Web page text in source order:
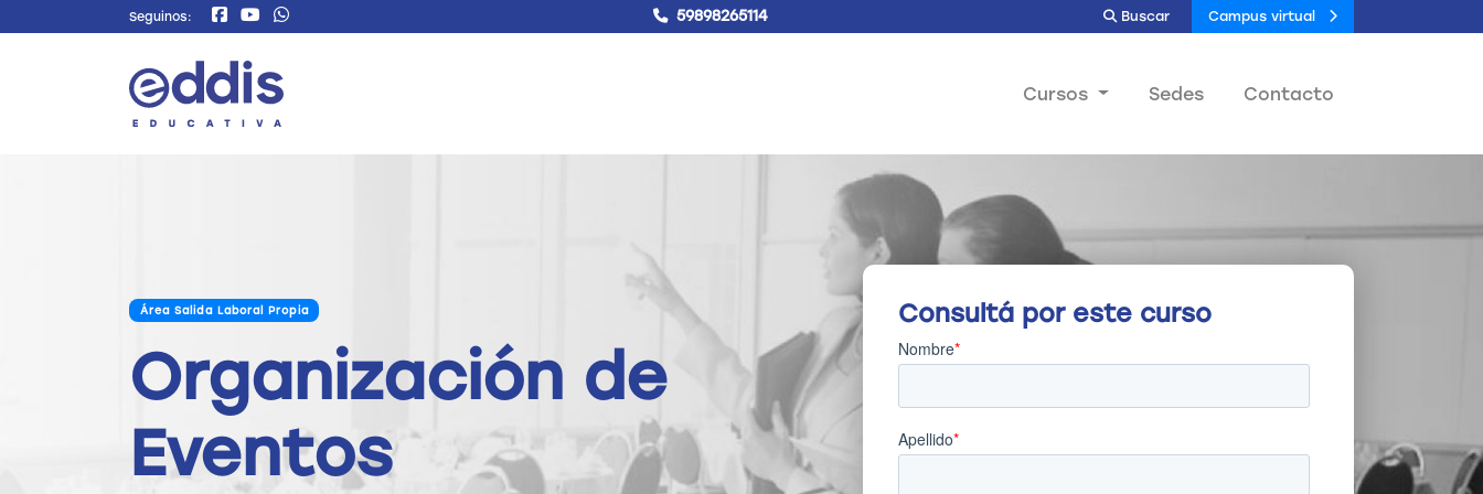
Seguinos: 59898265114 Buscar Campus virtual
Cursos Sedes Contacto
Área Salida Laboral Propia
Organización de
Eventos
Consultá por este curso